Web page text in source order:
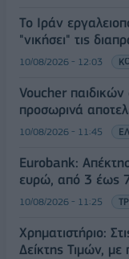
Το Ιράν
"νικήσει" τις
10/08/2026 - 12:03
Voucher
προσωρινά
10/08/2026 - 11:45
Eurobank:
ευρώ, από 3 έως
10/08/2026 - 11:25
Χρηματιστήριο:
Δείκτης Τιμών,